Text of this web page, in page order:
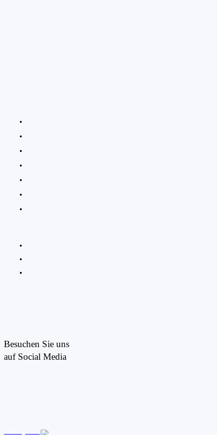
Besuchen Sie uns
auf Social Media